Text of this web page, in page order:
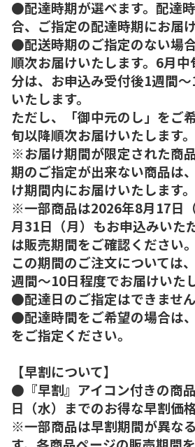
●配達時期が選べます。配達
合、ご指定の配達時期にお届
●配送時期のご指定のない場
順次お届けいたします。6月
分は、お申込み受付後1週間
いたします。
ただし、「御中元のし」をご
旬以降順次お届けいたします。
※お届け期間が限定された商
期のご指定が出来ない商品は
け期間内にお届けいたします。
※一部商品は2026年8月17日
月31日（月）もお申込みいた
は販売期間をご確認ください。
この期間のご注文については
週間～10日程度でお届けいた
●配達日のご指定はできません
●配達時間をご希望の場合は
をご指定ください。
【早割について】
●『早割』アイコン付きの商
日（水）までのお得な早割価格
※一部商品は早割期間が異な